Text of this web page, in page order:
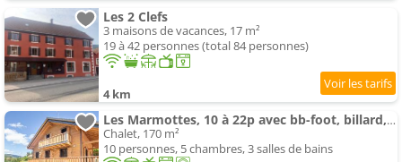
Les 2 Clefs
3 maisons de vacances, 17 m²
19 à 42 personnes (total 84 personnes)
4 km
Les Marmottes, 10 à 22p avec bb-foot, billard, bar
Chalet, 170 m²
10 personnes, 5 chambres, 3 salles de bains